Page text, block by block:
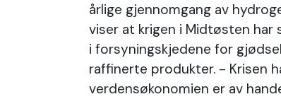
årlige gjennomgang av
viser at krigen i Midtøsten
i forsyningskjedene for
raffinerte produkter. - Krisen
verdensøkonomien er av